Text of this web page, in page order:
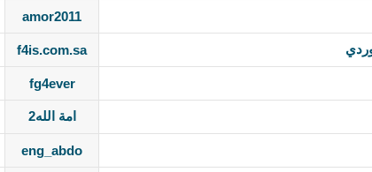
amor2011
f4is.com.sa
fg4ever
امة الله2
eng_abdo